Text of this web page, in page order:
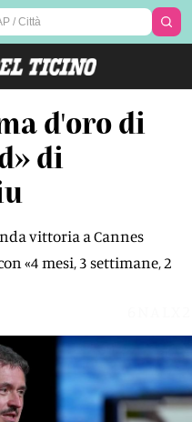
d'oro di
di
vittoria a Cannes
«4 mesi, 3 settimane, 2